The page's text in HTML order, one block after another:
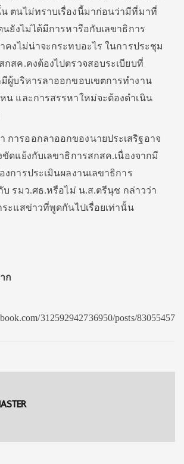
ตนไม่ทราบเรื่องนี้มาก่อนว่ามีที่มาที่
นยังไม่ได้มีการหารือกับเลขาธิการ
คงไม่น่าจะกระทบอะไร ในการประชุม
สค.คงต้องไปตรวจสอบระเบียบที่
มีผู้บริหารลาออกขอบเขตการทำงาน
น และการสรรหาใหม่จะต้องดำเนิน
การออกลาออกของนายประเสริฐอาจ
ขัดแย้งกับเลขาธิการสกสค.เนื่องจากมี
งการประเมินผลงานเลขาธิการ
รมว.ศธ.หรือไม่ น.ส.ตรีนุช กล่าวว่า
ระแสข่าวที่พูดกันไปเรื่อยเท่านั้น
ก
312592942736950/posts/